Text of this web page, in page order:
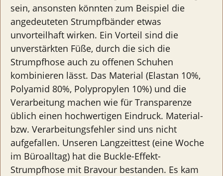
sein, ansonsten könnten zum Beispiel die
angedeuteten Strumpfbänder etwas
unvorteilhaft wirken. Ein Vorteil sind die
unverstärkten Füße, durch die sich die
Strumpfhose auch zu offenen Schuhen
kombinieren lässt. Das Material (Elastan 10%,
Polyamid 80%, Polypropylen 10%) und die
Verarbeitung machen wie für Transparenze
üblich einen hochwertigen Eindruck. Material-
bzw. Verarbeitungsfehler sind uns nicht
aufgefallen. Unseren Langzeittest (eine Woche
im Büroalltag) hat die Buckle-Effekt-
Strumpfhose mit Bravour bestanden. Es kam